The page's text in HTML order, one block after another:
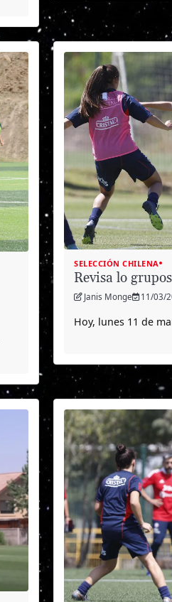
SELECCIÓN CHILENA
Revisa lo
Janis Monge 11/03/
Hoy, lunes 11 de